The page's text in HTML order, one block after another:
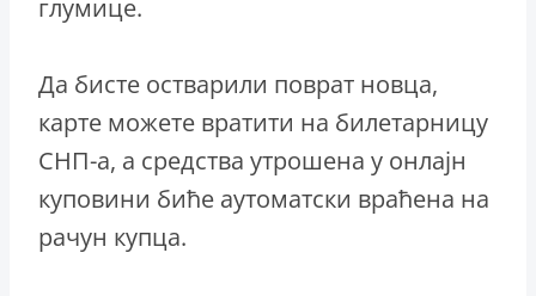
глумице.
Да бисте остварили поврат новца,
карте можете вратити на билетарницу
СНП-а, а средства утрошена у онлајн
куповини биће аутоматски враћена на
рачун купца.